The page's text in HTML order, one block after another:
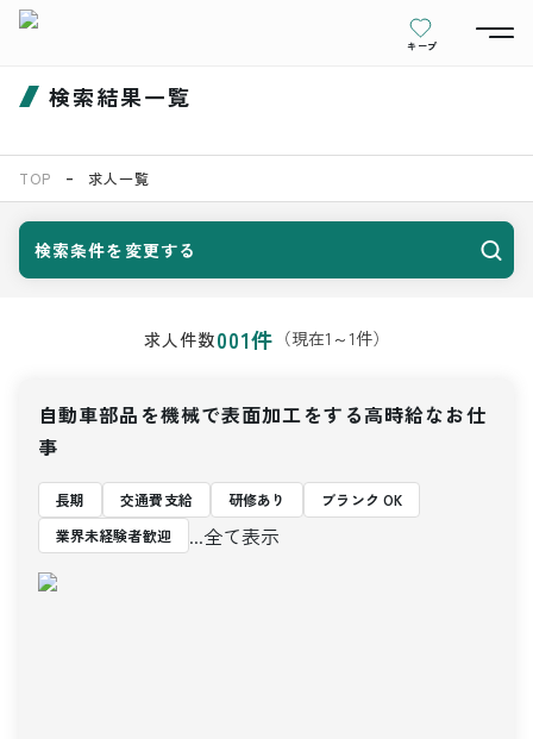
キープ
検索結果一覧
TOP 求人一覧
検索条件を変更する
求人件数001件 （現在1 ～1件）
自動車部品を機械で表面加工をする高時給なお仕
事
長期 交通費支給 研修あり
ブランク OK
業界未経験者歓迎
...全て表示